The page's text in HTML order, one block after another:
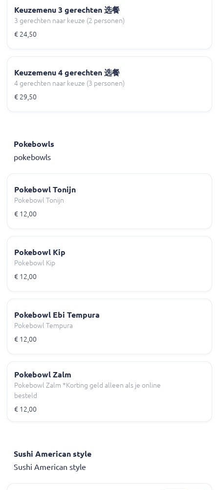
Keuzemenu 3 gerechten 选餐
3 gerechten naar keuze (2 personen)
€ 24,50
Keuzemenu 4 gerechten 选餐
4 gerechten naar keuze (3 personen)
€ 29,50
Pokebowls
pokebowls
Pokebowl Tonijn
Pokebowl Tonijn
€ 12,00
Pokebowl Kip
Pokebowl Kip
€ 12,00
Pokebowl Ebi Tempura
Pokebowl Tempura
€ 12,00
Pokebowl Zalm
Pokebowl Zalm *Korting geld alleen als je online
besteld
€ 12,00
Sushi American style
Sushi American style